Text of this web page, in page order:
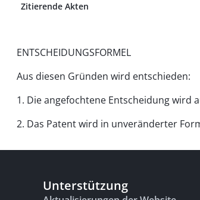
Zitierende Akten
ENTSCHEIDUNGSFORMEL
Aus diesen Gründen wird entschieden:
1. Die angefochtene Entscheidung wird
2. Das Patent wird in unveränderter
Unterstützung